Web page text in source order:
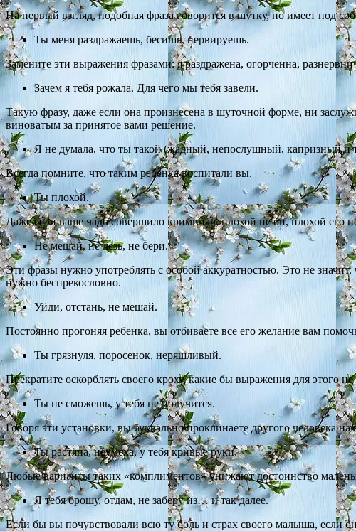
На первый взгляд, подобная фраза говорится в шутку, но имеет под
Ты меня раздражаешь, бесишь, нервируешь.
Замените эти выражения фразами: я раздражена, огорченна,
Зачем я тебя рожала. Для чего мы тебя завели.
Такую фразу, даже если она произнесена в шуточной форме, ни
виноватым за принятое вами решение.
Я не думала, что ты такой (жадный, непослушный, капризный и
Всегда помните, что таким ребенка воспитали вы.
Ты плохой.
Даже если ваше чадо совершило криминал, плохой не он, плохой его
Не мешай, не лезь, не бери.
Эти фразы нужно употреблять с особой аккуратностью. Это не
нужно беспрекословно.
Уйди, отстань, не мешай.
Постоянно прогоняя ребенка, вы отбиваете все его желание вам
Ты грязнуля, поросенок, неряшливый.
Прекратите оскорблять своего кроху, какие бы выражения для
Ты не сможешь, у тебя не получится.
Говоря эти установки, вы буквально проклинаете другого человека на
Ты растяпа, неумеха, у тебя кривые руки.
Любые варианты таких «комплиментов» унижают достоинство
Я тебя брошу, отдам, не заберу из… и так далее.
Если бы вы почувствовали всю ту боль и страх своего малыша, если